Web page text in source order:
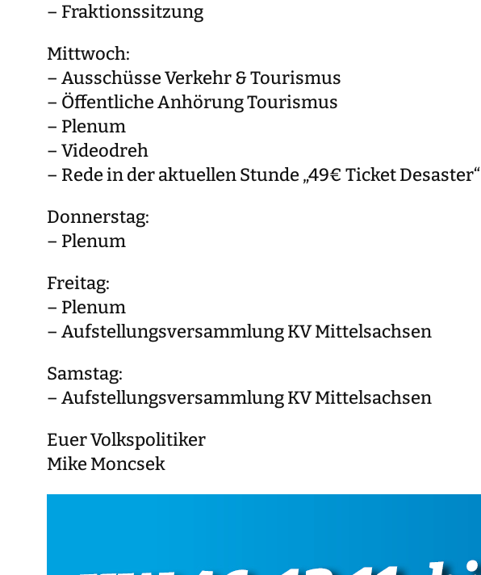
– Fraktionssitzung
Mittwoch:
– Ausschüsse Verkehr & Tourismus
– Öffentliche Anhörung Tourismus
– Plenum
– Videodreh
– Rede in der aktuellen Stunde „49€ Ticket Desaster“
Donnerstag:
– Plenum
Freitag:
– Plenum
– Aufstellungsversammlung KV Mittelsachsen
Samstag:
– Aufstellungsversammlung KV Mittelsachsen
Euer Volkspolitiker
Mike Moncsek